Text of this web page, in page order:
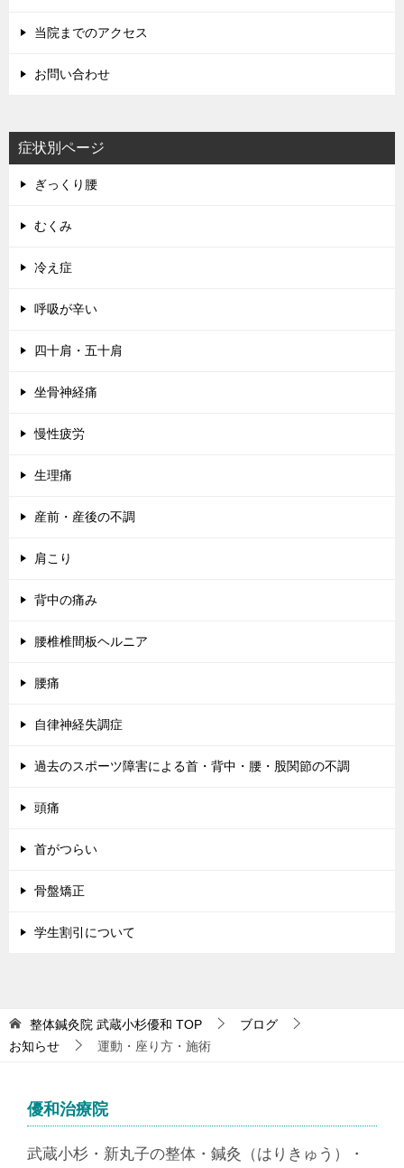
当院までのアクセス
お問い合わせ
症状別ページ
ぎっくり腰
むくみ
冷え症
呼吸が辛い
四十肩・五十肩
坐骨神経痛
慢性疲労
生理痛
産前・産後の不調
肩こり
背中の痛み
腰椎椎間板ヘルニア
腰痛
自律神経失調症
過去のスポーツ障害による首・背中・腰・股関節の不調
頭痛
首がつらい
骨盤矯正
学生割引について
整体鍼灸院 武蔵小杉優和 TOP
ブログ
お知らせ
運動・座り方・施術
優和治療院
武蔵小杉・新丸子の整体・鍼灸（はりきゅう）・